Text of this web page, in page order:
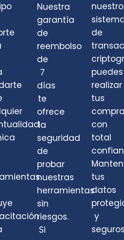
Nuestra
garantía
de
reembolso
de
7
días
te
ofrece
la
seguridad
de
probar
nuestras
herramientas
sin
riesgos.
Si
nuestro
de
puedes
realizar
tus
con
total
tus
datos
y